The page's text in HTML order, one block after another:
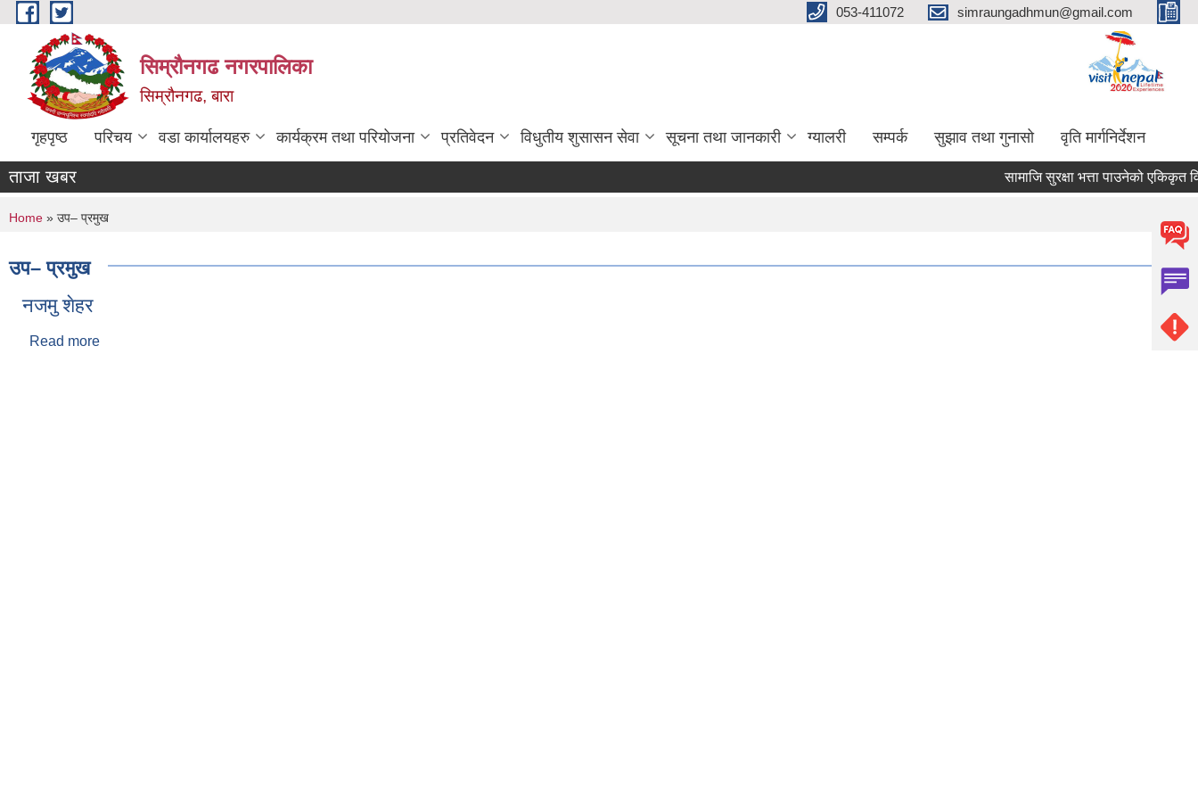
Skip to main content 053-411072 simraungadhmun@gmail.com
सिम्रौनगढ नगरपालिका
सिम्रौनगढ, बारा
गृहपृष्ठ परिचय वडा कार्यालयहरु कार्यक्रम तथा परियोजना प्रतिवेदन विधुतीय शुसासन सेवा सूचना तथा जानकारी ग्यालरी सम्पर्क सुझाव तथा गुनासो वृति मार्गनिर्देशन
ताजा खबर सामाजि सुरक्षा भत्ता पाउनेको एकिकृत
You are here
Home » उप– प्रमुख
उप– प्रमुख
नजमु शेहर
Read more